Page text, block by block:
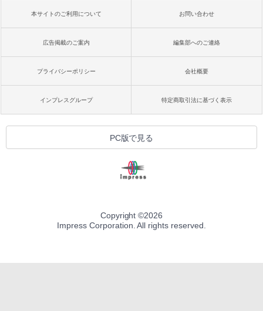
本サイトのご利用について お問い合わせ
広告掲載のご案内 編集部へのご連絡
プライバシーポリシー 会社概要
インプレスグループ 特定商取引法に基づく表示
PC版で見る
Copyright ©2026
Impress Corporation. All rights reserved.